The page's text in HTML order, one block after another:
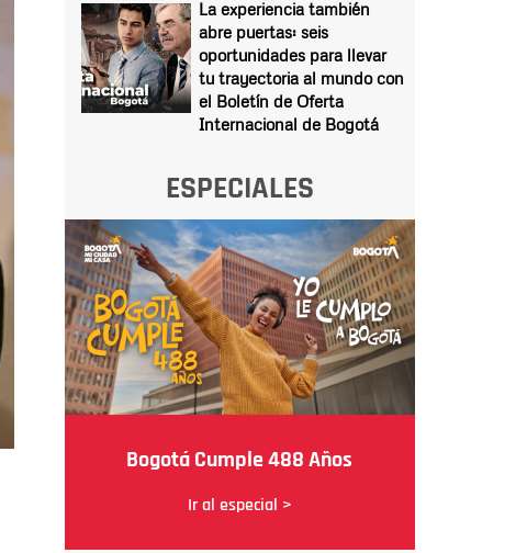
La experiencia también
abre puertas: seis
oportunidades para llevar
tu trayectoria al mundo con
el Boletín de Oferta
Internacional de Bogotá
ESPECIALES
Bogotá Cumple 488 Años
Ir al especial >